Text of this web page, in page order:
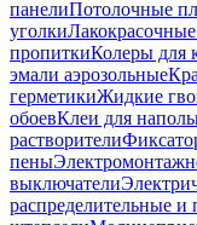
панелиПотолочные
уголки
пропиткиКолеры для
эмали аэрозольные
герметикиЖидкие
обоевКлеи для
растворители
пены
выключатели
распределительные и